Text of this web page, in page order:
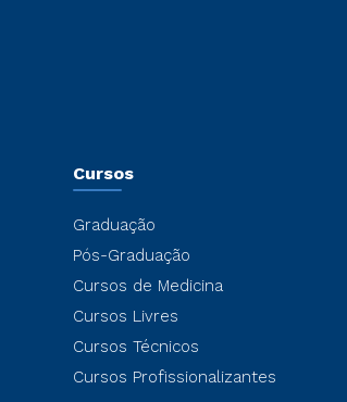
Cursos
Graduação
Pós-Graduação
Cursos de Medicina
Cursos Livres
Cursos Técnicos
Cursos Profissionalizantes